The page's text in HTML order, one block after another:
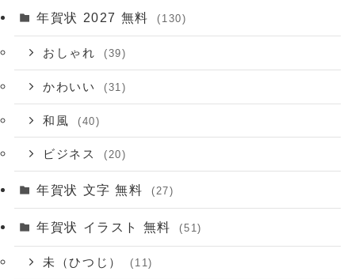
年賀状 2027 無料 (130)
おしゃれ (39)
かわいい (31)
和風 (40)
ビジネス (20)
年賀状 文字 無料 (27)
年賀状 イラスト 無料 (51)
未（ひつじ） (11)